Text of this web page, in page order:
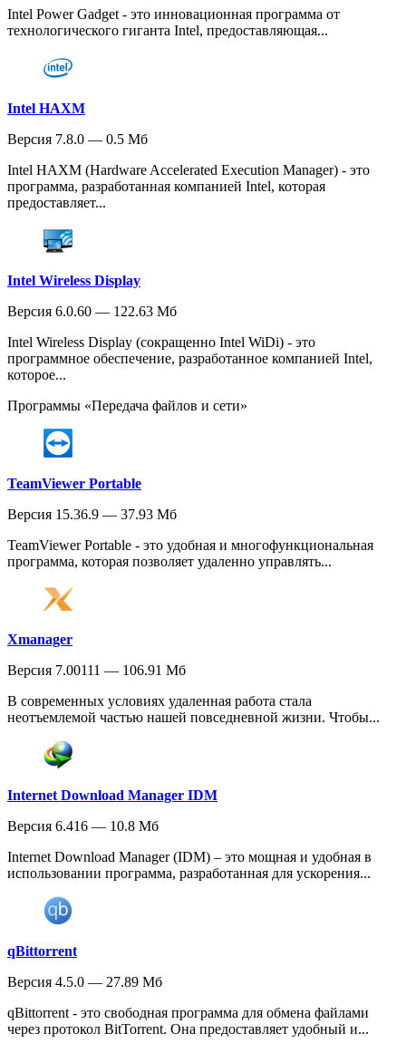
Intel Power Gadget - это инновационная программа от
технологического гиганта Intel, предоставляющая...
Intel HAXM
Версия 7.8.0 — 0.5 Мб
Intel HAXM (Hardware Accelerated Execution Manager) - это
программа, разработанная компанией Intel, которая
предоставляет...
Intel Wireless Display
Версия 6.0.60 — 122.63 Мб
Intel Wireless Display (сокращенно Intel WiDi) - это
программное обеспечение, разработанное компанией Intel,
которое...
Программы «Передача файлов и сети»
TeamViewer Portable
Версия 15.36.9 — 37.93 Мб
TeamViewer Portable - это удобная и многофункциональная
программа, которая позволяет удаленно управлять...
Xmanager
Версия 7.00111 — 106.91 Мб
В современных условиях удаленная работа стала
неотъемлемой частью нашей повседневной жизни. Чтобы...
Internet Download Manager IDM
Версия 6.416 — 10.8 Мб
Internet Download Manager (IDM) – это мощная и удобная в
использовании программа, разработанная для ускорения...
qBittorrent
Версия 4.5.0 — 27.89 Мб
qBittorrent - это свободная программа для обмена файлами
через протокол BitTorrent. Она предоставляет удобный и...